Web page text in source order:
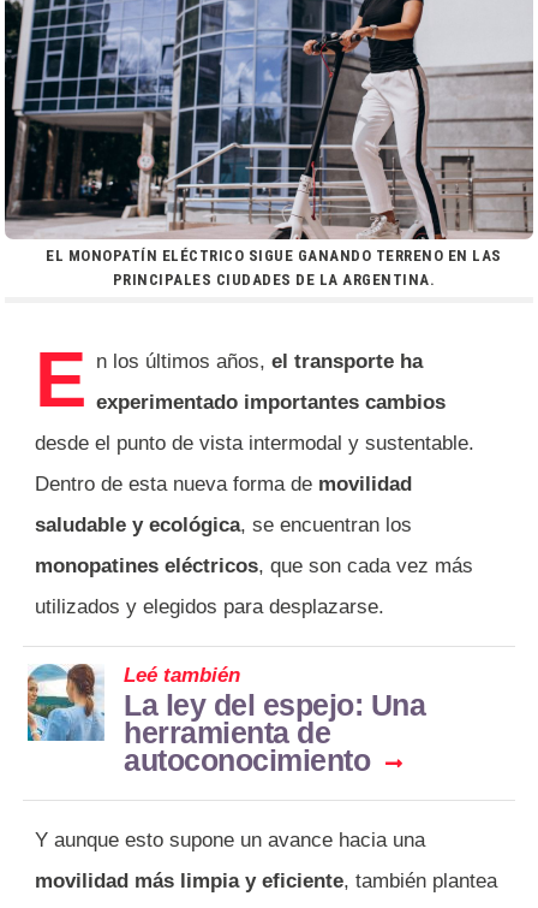
EL MONOPATÍN ELÉCTRICO SIGUE GANANDO TERRENO EN LAS
PRINCIPALES CIUDADES DE LA ARGENTINA.
E n los últimos años, el transporte ha
experimentado importantes cambios
desde el punto de vista intermodal y sustentable.
Dentro de esta nueva forma de movilidad
saludable y ecológica, se encuentran los
monopatines eléctricos, que son cada vez más
utilizados y elegidos para desplazarse.
Leé también
La ley del espejo: Una
herramienta de
autoconocimiento
Y aunque esto supone un avance hacia una
movilidad más limpia y eficiente, también plantea